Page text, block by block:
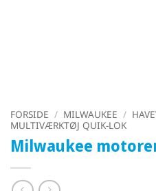
FORSIDE / MILWAUKEE /
MULTIVÆRKTØJ QUIK-LOK
Milwaukee